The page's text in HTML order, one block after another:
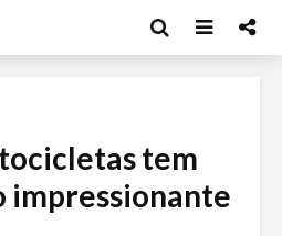
tem
impressionante